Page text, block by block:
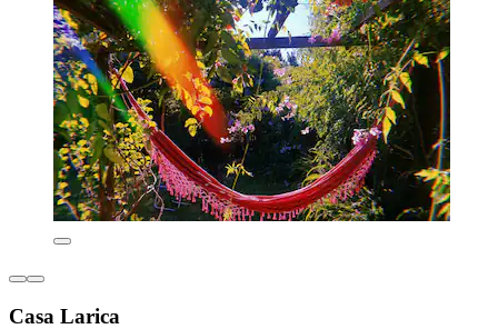
Casa Larica